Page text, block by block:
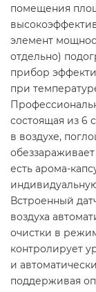
помещения
элемент
отдельно)
прибор
при
состоящая из 6
в воздухе,
есть арома-
Встроенный
воздуха
очистки в
контролирует
и
поддерживая